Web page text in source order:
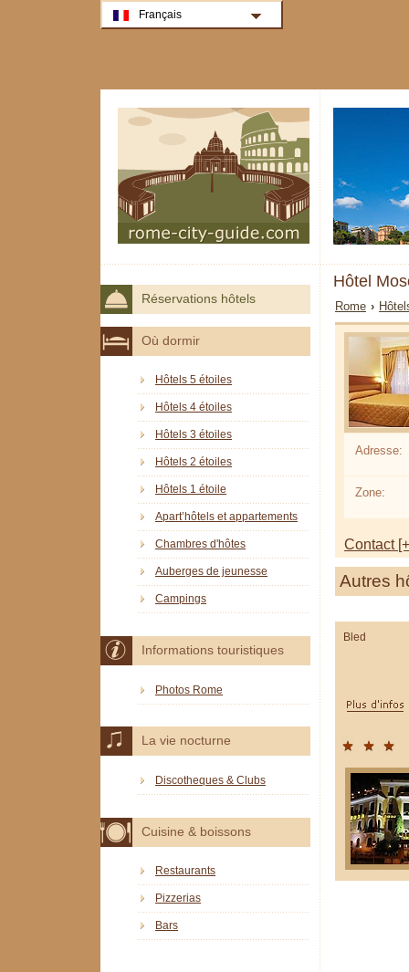
Hôtel
Rome ›
Adresse:
Zone:
Contact
Autres
Bled
Réservations hôtels
Où dormir
Hôtels 5 étoiles
Hôtels 4 étoiles
Hôtels 3 étoiles
Hôtels 2 étoiles
Hôtels 1 étoile
Apart’hôtels et appartements
Chambres d'hôtes
Auberges de jeunesse
Campings
Informations touristiques
Photos Rome
La vie nocturne
Discotheques & Clubs
Cuisine & boissons
Restaurants
Pizzerias
Bars
Français